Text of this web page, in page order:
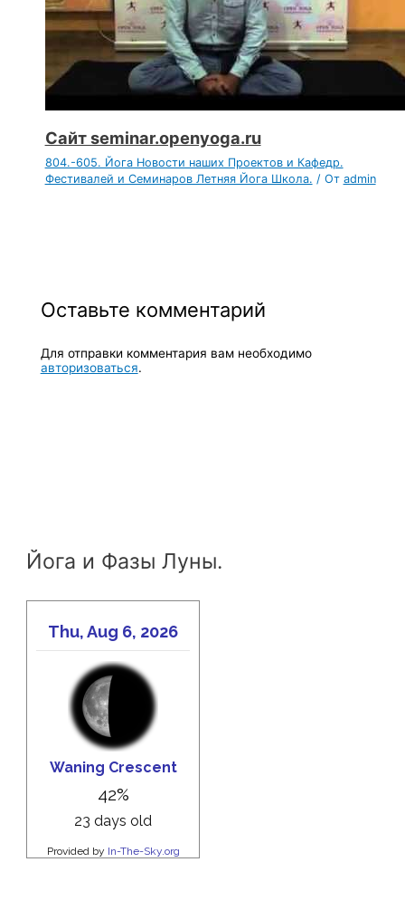
Сайт seminar.openyoga.ru
804.-605. Йога Новости наших Проектов и Кафедр.
Фестивалей и Семинаров Летняя Йога Школа. / От admin
Оставьте комментарий
Для отправки комментария вам необходимо
авторизоваться.
Йога и Фазы Луны.